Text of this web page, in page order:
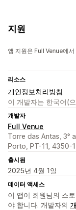
지원
앱 지원은 Full Venue에서
리소스
개인정보처리방침
이 개발자는 한국어(
개발자
Full Venue
Torre das Antas, 3°
Porto, PT-11, 4350-
출시됨
2025년 4월 1일
데이터 액세스
이 앱이 회원님의 스
야 합니다. 개발자의